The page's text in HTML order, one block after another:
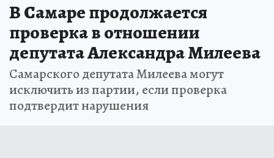
В Самаре продолжается
проверка в отношении
депутата Александра Милеева
Самарского депутата Милеева могут
исключить из партии, если проверка
подтвердит нарушения